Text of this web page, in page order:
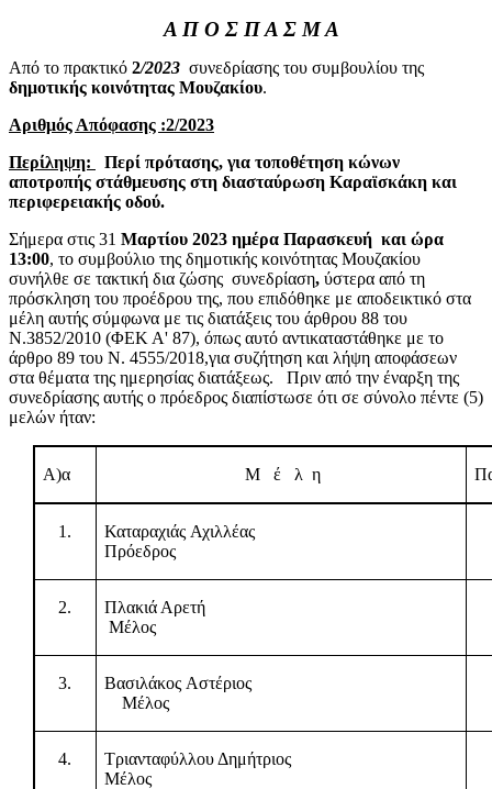
Α Π Ο Σ Π Α Σ Μ Α
Από το πρακτικό 2/2023 συνεδρίασης του συμβουλίου της
δημοτικής κοινότητας Μουζακίου.
Αριθμός Απόφασης :2/2023
Περίληψη:
Περί πρότασης, για τοποθέτηση κώνων
αποτροπής στάθμευσης στη διασταύρωση Καραϊσκάκη και
περιφερειακής οδού.
Σήμερα στις 31 Μαρτίου 2023 ημέρα Παρασκευή και ώρα
13:00, το συμβούλιο της δημοτικής κοινότητας Μουζακίου
συνήλθε σε τακτική δια ζώσης συνεδρίαση, ύστερα από τη
πρόσκληση του προέδρου της, που επιδόθηκε με αποδεικτικό στα
μέλη αυτής σύμφωνα με τις διατάξεις του άρθρου 88 του
Ν.3852/2010 (ΦΕΚ Α' 87), όπως αυτό αντικαταστάθηκε με το
άρθρο 89 του Ν. 4555/2018,για συζήτηση και λήψη αποφάσεων
στα θέματα της ημερησίας διατάξεως.
Πριν από την έναρξη της
συνεδρίασης αυτής ο πρόεδρος διαπίστωσε ότι σε σύνολο πέντε (5)
μελών ήταν:
Α)α Μ έ λ η
1.
Καταραχιάς Αχιλλέας
Πρόεδρος
2.
Πλακιά Αρετή
Μέλος
3.
Βασιλάκος Αστέριος
Μέλος
4.
Τριανταφύλλου Δημήτριος
Μέλος